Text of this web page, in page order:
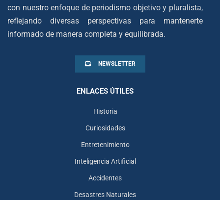
con nuestro enfoque de periodismo objetivo y pluralista,
reflejando diversas perspectivas para mantenerte
informado de manera completa y equilibrada.
NEWSLETTER
ENLACES ÚTILES
Historia
Curiosidades
Entretenimiento
Inteligencia Artificial
Accidentes
Desastres Naturales